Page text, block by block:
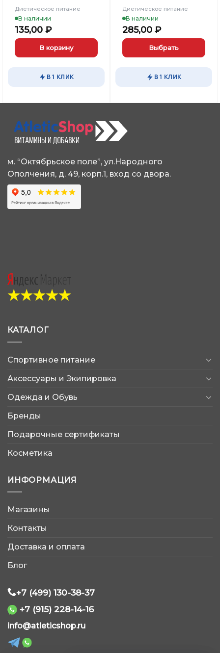
Диетическое питание
В наличии
135,00 ₽
В корзину
В 1 КЛИК
Диетическое питание
В наличии
285,00 ₽
Выбрать
вариаций.
можно
выбрать
товара.
В 1 КЛИК
м. “Октябрьское поле”, ул.Народного
Ополчения, д. 49, корп.1, вход со двора.
КАТАЛОГ
Спортивное питание
Аксессуары и Экипировка
Одежда и Обувь
Бренды
Подарочные сертификаты
Косметика
ИНФОРМАЦИЯ
Магазины
Контакты
Доставка и оплата
Блог
+7 (499) 130-38-37
+7 (915) 228-14-16
info@atleticshop.ru